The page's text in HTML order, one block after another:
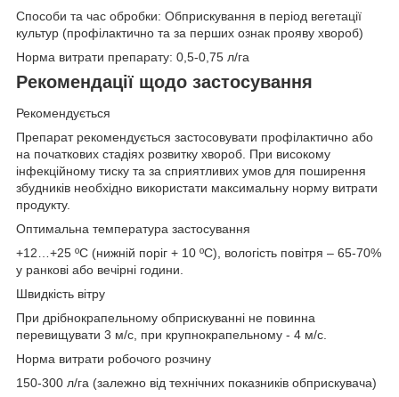
Способи та час обробки: Обприскування в період вегетації
культур (профілактично та за перших ознак прояву хвороб)
Норма витрати препарату: 0,5-0,75 л/га
Рекомендації щодо застосування
Рекомендується
Препарат рекомендується застосовувати профілактично або
на початкових стадіях розвитку хвороб. При високому
інфекційному тиску та за сприятливих умов для поширення
збудників необхідно використати максимальну норму витрати
продукту.
Оптимальна температура застосування
+12…+25 ºС (нижній поріг + 10 ºС), вологість повітря – 65-70%
у ранкові або вечірні години.
Швидкість вітру
При дрібнокрапельному обприскуванні не повинна
перевищувати 3 м/с, при крупнокрапельному - 4 м/с.
Норма витрати робочого розчину
150-300 л/га (залежно від технічних показників обприскувача)